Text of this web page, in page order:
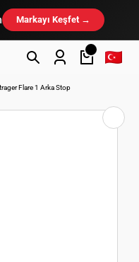
Markayı Keşfet →
Flare 1 Arka Stop